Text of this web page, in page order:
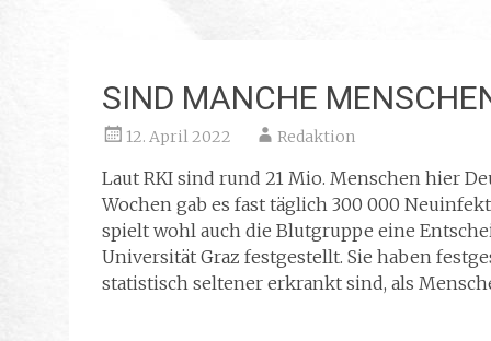
SIND MANCHE
12. April 2022 Redaktion
Laut RKI sind rund 21 Mio. Menschen hier
Wochen gab es fast täglich 300 000
spielt wohl auch die Blutgruppe eine
Universität Graz festgestellt. Sie haben
statistisch seltener erkrankt sind, als